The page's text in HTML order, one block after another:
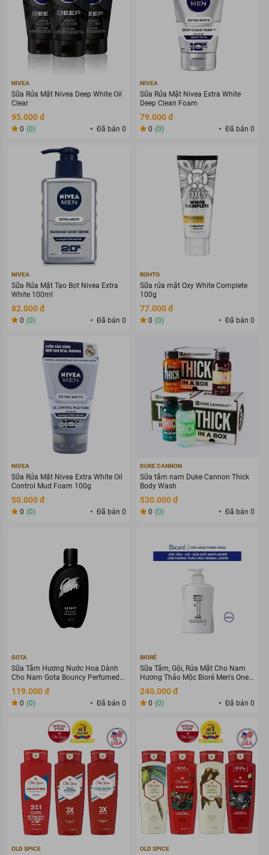
NIVEA
Sữa Rửa Mặt Nivea Deep White Oil
Clear
95.000 đ
0 (0) Đã bán 0
NIVEA
Sữa Rửa Mặt Nivea Extra White
Deep Clean Foam
79.000 đ
0 (0) Đã bán 0
NIVEA
Sữa Rửa Mặt Tạo Bọt Nivea Extra
White 100ml
82.000 đ
0 (0) Đã bán 0
ROHTO
Sữa rửa mặt Oxy White Complete
100g
77.000 đ
0 (0) Đã bán 0
NIVEA
Sữa Rửa Mặt Nivea Extra White Oil
Control Mud Foam 100g
50.000 đ
0 (0) Đã bán 0
DUKE CANNON
Sữa tắm nam Duke Cannon Thick
Body Wash
530.000 đ
0 (0) Đã bán 0
GOTA
Sữa Tắm Hương Nước Hoa Dành
Cho Nam Gota Bouncy Perfumed
Shower Gel For Men 420ml
119.000 đ
0 (0) Đã bán 0
BIORÉ
Sữa Tắm, Gội, Rửa Mặt Cho Nam
Hương Thảo Mộc Bioré Men's One
480ml
240.000 đ
0 (0) Đã bán 0
OLD SPICE OLD SPICE